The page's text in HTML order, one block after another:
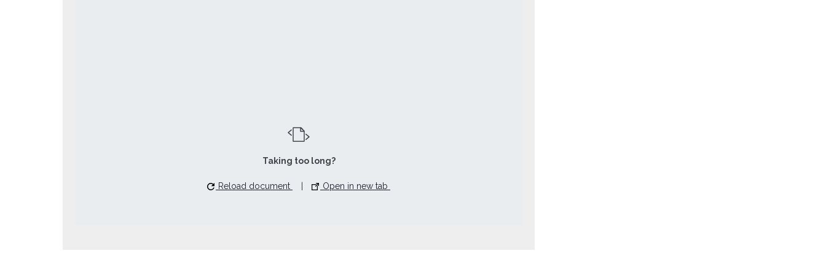
Tak­ing too long?
Reload document Open in new tab